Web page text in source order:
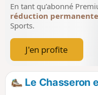
En tant qu’abonné
réduction permanente
Sports.
J'en profite
Le Chasseron